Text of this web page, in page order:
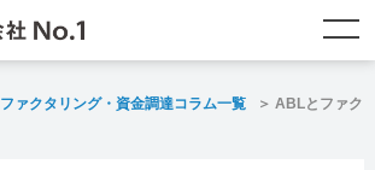
ファクタリングとは？
ファクタリング・資金調達コラム一覧 ABLとファク